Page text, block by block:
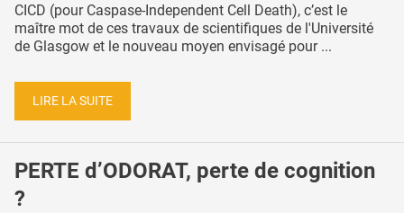
CICD (pour Caspase-Independent Cell Death), c’est le
maître mot de ces travaux de scientifiques de l'Université
de Glasgow et le nouveau moyen envisagé pour ...
LIRE LA SUITE
PERTE d’ODORAT, perte de cognition
?